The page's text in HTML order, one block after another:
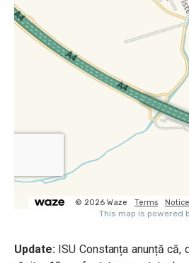
Update: ISU Constanța anunță